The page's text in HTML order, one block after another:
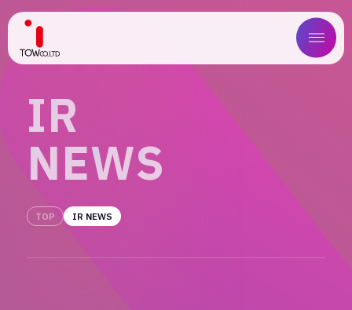
ABOUT US
WORKS
COMPANY
IR
NEWS
TOP IR NEWS